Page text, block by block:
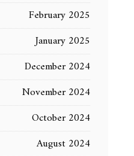
February 2025
January 2025
December 2024
November 2024
October 2024
August 2024